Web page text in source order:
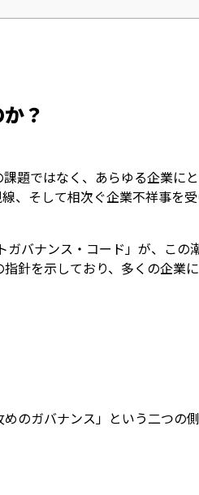
？
題ではなく、あらゆる企業に
、そして相次ぐ企業不祥事を
バナンス・コード」が、この
針を示しており、多くの企業に
のガバナンス」という二つの側